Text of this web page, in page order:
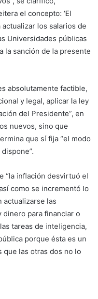
el concepto: ‘El
los salarios de
Universidades públicas
la sanción de la presente
absolutamente factible,
y legal, aplicar la ley
del Presidente”, en
nuevos, sino que
que sí fija “el modo
“la inflación desvirtuó el
como se incrementó lo
actualizarse las
dinero para financiar o
tareas de inteligencia,
porque ésta es un
que las otras dos no lo